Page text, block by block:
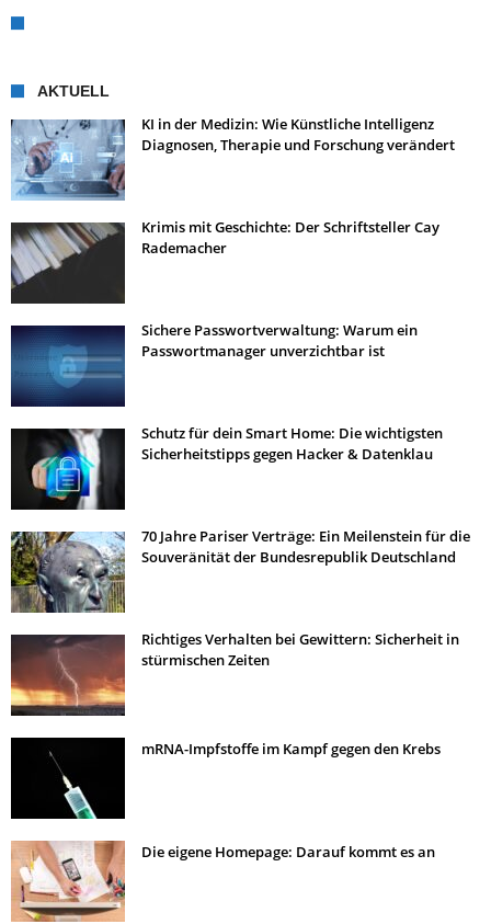
AKTUELL
KI in der Medizin: Wie Künstliche Intelligenz
Diagnosen, Therapie und Forschung verändert
Krimis mit Geschichte: Der Schriftsteller Cay
Rademacher
Sichere Passwortverwaltung: Warum ein
Passwortmanager unverzichtbar ist
Schutz für dein Smart Home: Die wichtigsten
Sicherheitstipps gegen Hacker & Datenklau
70 Jahre Pariser Verträge: Ein Meilenstein für die
Souveränität der Bundesrepublik Deutschland
Richtiges Verhalten bei Gewittern: Sicherheit in
stürmischen Zeiten
mRNA-Impfstoffe im Kampf gegen den Krebs
Die eigene Homepage: Darauf kommt es an